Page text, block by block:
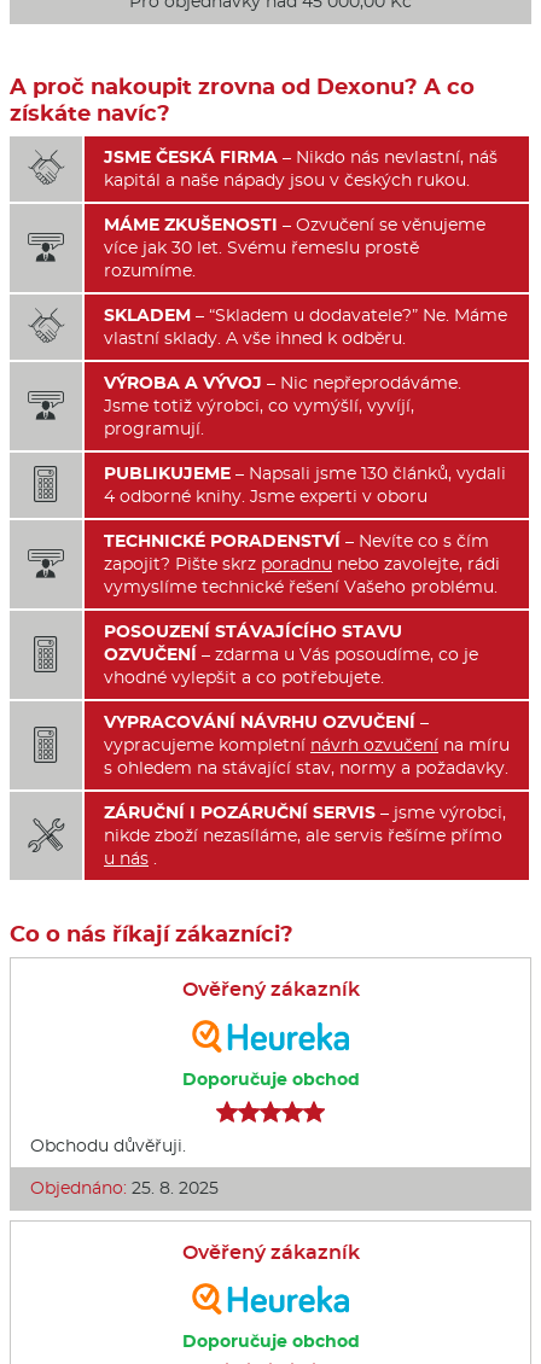
A proč nakoupit zrovna od Dexonu? A co
získáte navíc?
 JSME ČESKÁ FIRMA – Nikdo nás nevlastní, náš
kapitál a naše nápady jsou v českých rukou.

MÁME ZKUŠENOSTI – Ozvučení se věnujeme
více jak 30 let. Svému řemeslu prostě
rozumíme.
 SKLADEM – “Skladem u dodavatele?” Ne. Máme
vlastní sklady. A vše ihned k odběru.

VÝROBA A VÝVOJ – Nic nepřeprodáváme.
Jsme totiž výrobci, co vymýšlí, vyvíjí,
programují.
 PUBLIKUJEME – Napsali jsme 130 článků, vydali
4 odborné knihy. Jsme experti v oboru

TECHNICKÉ PORADENSTVÍ – Nevíte co s čím
zapojit? Pište skrz poradnu nebo zavolejte, rádi
vymyslíme technické řešení Vašeho problému.

POSOUZENÍ STÁVAJÍCÍHO STAVU
OZVUČENÍ – zdarma u Vás posoudíme, co je
vhodné vylepšit a co potřebujete.

VYPRACOVÁNÍ NÁVRHU OZVUČENÍ –
vypracujeme kompletní návrh ozvučení na míru
s ohledem na stávající stav, normy a požadavky.

ZÁRUČNÍ I POZÁRUČNÍ SERVIS – jsme výrobci,
nikde zboží nezasíláme, ale servis řešíme přímo
u nás .
Co o nás říkají zákazníci?
Ověřený zákazník
Doporučuje obchod
Obchodu důvěřuji.
Objednáno: 25. 8. 2025
Ověřený zákazník
Doporučuje obchod